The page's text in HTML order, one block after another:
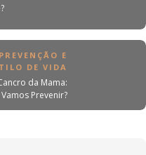
PREVENÇÃO E
DE VIDA
da Mama:
Vamos Prevenir?